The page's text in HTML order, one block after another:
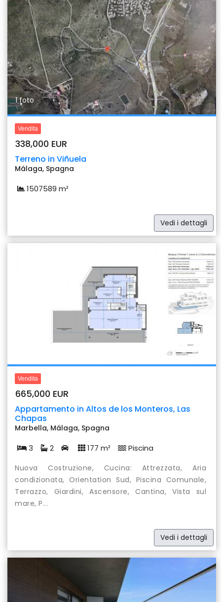
1 foto
Vendita
338,000 EUR
Terreno in Viñuela
Málaga, Spagna
1507589 m²
Vedi i dettagli
Vendita
665,000 EUR
Appartamento in Altos de los Monteros, Las
Chapas
Marbella, Málaga, Spagna
3 2 177 m² Piscina
Nuova Costruzione, Cucina: Attrezzata, Aria
condizionata, Orientation Sud, Piscina Comunale,
Terrazzo, Giardini, Ascensore, Cantina, Vista sul
mare, P...
Vedi i dettagli